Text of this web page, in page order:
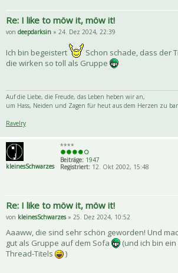
Re: I like to möw it, möw it!
von deepdarksin » 24. Dez 2024, 22:39
Ich bin begeistert
Schon schade, dass der
die wirken so toll als Gruppe
Auf die Liebe, die Freude, das Leben heben wir an,
um Hass, Neiden und Zagen für heut aus dem Herzen zu
Ravelry
kleinesSchwarzes
****
Beiträge: 1947
Registriert: 12. Okt 2002, 15:48
Re: I like to möw it, möw it!
von kleinesSchwarzes» 25. Dez 2024, 10:52
Aaaww, die sind sehr schön geworden! Und
gut als Gruppe auf dem Sofa
(und ich bin
Thread-Titels
)